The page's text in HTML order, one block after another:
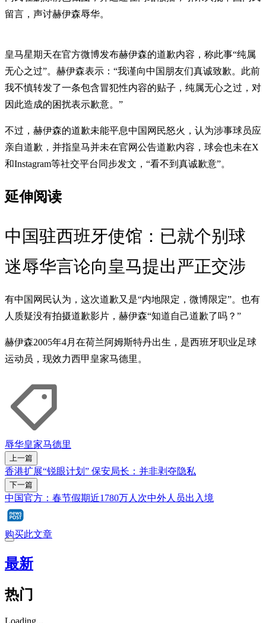
留言，声讨赫伊森辱华。
皇马星期天在官方微博发布赫伊森的道歉内容，称此事“纯属
无心之过”。赫伊森表示：“我谨向中国朋友们真诚致歉。此前
我不慎转发了一条包含冒犯性内容的贴子，纯属无心之过，对
因此造成的困扰表示歉意。”
不过，赫伊森的道歉未能平息中国网民怒火，认为涉事球员应
亲自道歉，并指皇马并未在官网公告道歉内容，球会也未在X
和Instagram等社交平台同步发文，“看不到真诚歉意”。
延伸阅读
中国驻西班牙使馆：已就个别球
迷辱华言论向皇马提出严正交涉
有中国网民认为，这次道歉又是“内地限定，微博限定”。也有
人质疑没有拍摄道歉影片，赫伊森“知道自己道歉了吗？”
赫伊森2005年4月在荷兰阿姆斯特丹出生，是西班牙职业足球
运动员，现效力西甲皇家马德里。
辱华皇家马德里
上一篇
香港扩展“锐眼计划” 保安局长：并非剥夺隐私
下一篇
中国官方：春节假期近1780万人次中外人员出入境
购买此文章
最新
热门